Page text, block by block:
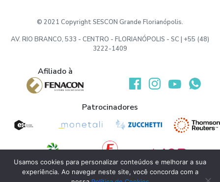
© 2021 Copyright SESCON Grande Florianópolis.
AV. RIO BRANCO, 533 - CENTRO - FLORIANÓPOLIS - SC | +55 (48)
3222-1409
Afiliado à
Desenvolvido por:
Patrocinadores
Apoio
Usamos cookies para personalizar conteúdos e melhorar a sua
experiência. Ao navegar neste site, você concorda com a